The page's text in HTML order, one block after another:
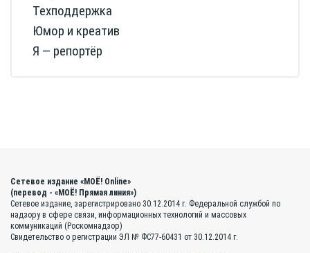
Техподдержка
Юмор и креатив
Я — репортёр
Сетевое издание «МОЁ! Online»
(перевод - «МОЁ! Прямая линия»)
Сетевое издание, зарегистрировано 30.12.2014 г. Федеральной службой по
надзору в сфере связи, информационных технологий и массовых
коммуникаций (Роскомнадзор)
Свидетельство о регистрации ЭЛ № ФС77-60431 от 30.12.2014 г.